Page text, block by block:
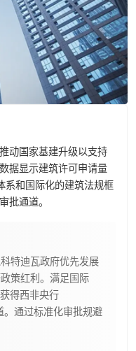
动国家基建升级以支持
据显示建筑许可申请量
系和国际化的建筑法规框
批通道。
特迪瓦政府优先发展
策红利。满足国际
得西非央行
。通过标准化审批规避